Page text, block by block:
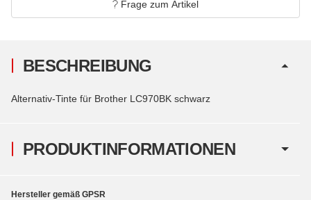
Frage zum Artikel
PRODUKTINFORMATIONEN
BESCHREIBUNG
Alternativ-Tinte für Brother LC970BK schwarz
Hersteller gemäß GPSR